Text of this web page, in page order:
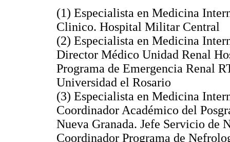
(1) Especialista en Medicina
Clinico. Hospital Militar Central
(2) Especialista en Medicina
Director Médico Unidad Renal
Programa de Emergencia Renal
Universidad el Rosario
(3) Especialista en Medicina
Coordinador Académico del
Nueva Granada. Jefe Servicio
Coordinador Programa de